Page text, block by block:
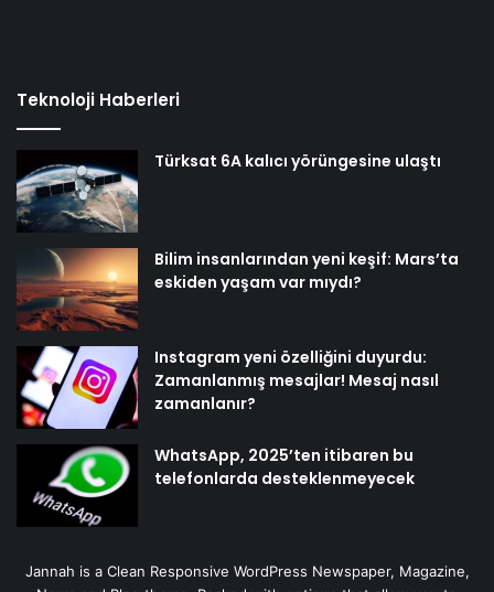
Teknoloji Haberleri
Türksat 6A kalıcı yörüngesine ulaştı
Bilim insanlarından yeni keşif: Mars’ta
eskiden yaşam var mıydı?
Instagram yeni özelliğini duyurdu:
Zamanlanmış mesajlar! Mesaj nasıl
zamanlanır?
WhatsApp, 2025’ten itibaren bu
telefonlarda desteklenmeyecek
Jannah is a Clean Responsive WordPress Newspaper, Magazine,